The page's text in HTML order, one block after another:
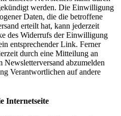
werden. Die Einwilligung
Daten, die die betroffene
erteilt hat, kann jederzeit
des Widerrufs der Einwilligung
entsprechender Link. Ferner
durch eine Mitteilung an
Newsletterversand abzumelden
Verantwortlichen auf andere
Internetseite